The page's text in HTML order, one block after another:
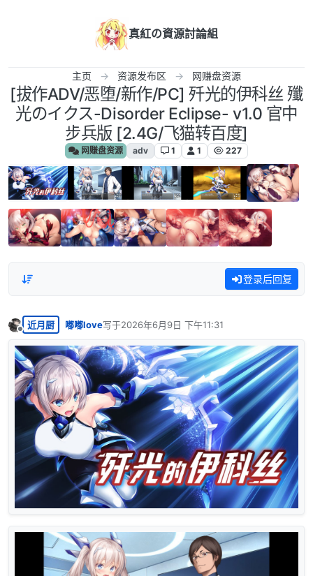
真紅の資源討論組
主页 资源发布区 网赚盘资源
[拔作ADV/恶堕/新作/PC] 歼光的伊科丝 殲
光のイクス-Disorder Eclipse- v1.0 官中
步兵版 [2.4G/飞猫转百度]
网赚盘资源 adv 1 1 227
登录后回复
离线
近月厨 嘟嘟love写于2026年6月9日 下午11:31
最后由 编辑